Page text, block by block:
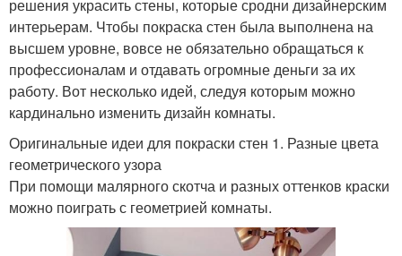
решения украсить стены, которые сродни дизайнерским
интерьерам. Чтобы покраска стен была выполнена на
высшем уровне, вовсе не обязательно обращаться к
профессионалам и отдавать огромные деньги за их
работу. Вот несколько идей, следуя которым можно
кардинально изменить дизайн комнаты.
Оригинальные идеи для покраски стен 1. Разные цвета
геометрического узора
При помощи малярного скотча и разных оттенков краски
можно поиграть с геометрией комнаты.